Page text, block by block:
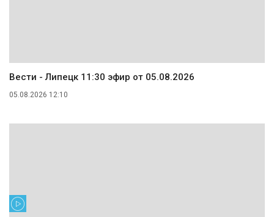
Вести - Липецк 11:30 эфир от 05.08.2026
05.08.2026 12:10